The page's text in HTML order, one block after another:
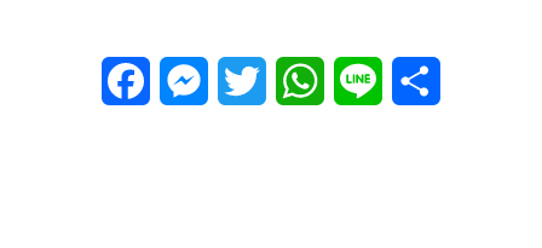
FacebookMessenger
Twitter WhatsApp
Line